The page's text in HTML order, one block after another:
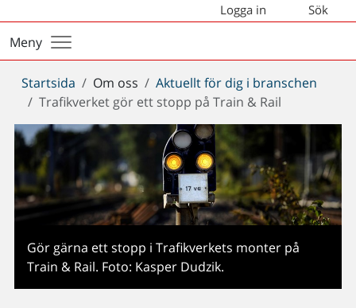
Logga in Sök
Meny
Du
är
här:
Startsida Om oss
Aktuellt för dig i branschen
Trafikverket gör ett stopp på Train & Rail
Gör gärna ett stopp i Trafikverkets monter på
Train & Rail. Foto: Kasper Dudzik.